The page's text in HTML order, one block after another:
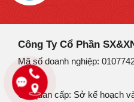
Công Ty Cổ Phần
Mã số doanh nghiệp:
Hà Nội
Cơ quan cấp: Sở kế hoạch